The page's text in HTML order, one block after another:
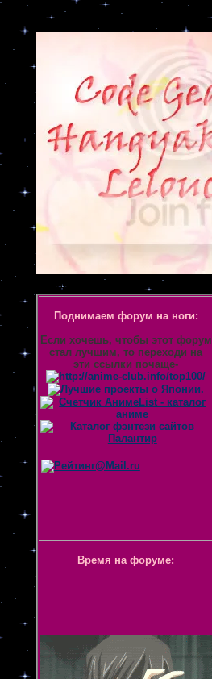
Объявление
Поднимаем форум на ноги:
Если хочешь, чтобы этот форум
стал лучшим, то переходи на
эти ссылки почаще-
Время на форуме: